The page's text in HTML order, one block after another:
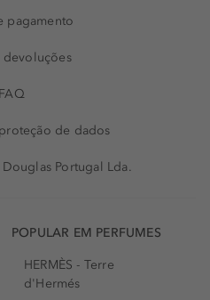
pagamento
devoluções
FAQ
de dados
Portugal Lda.
POPULAR EM PERFUMES
HERMÈS - Terre
d'Hermés